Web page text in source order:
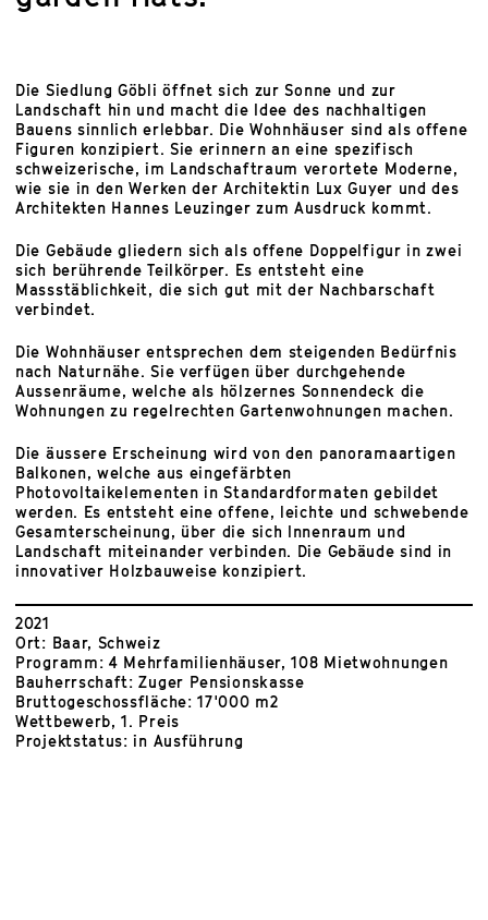
Die Siedlung Göbli öffnet sich zur Sonne und zur
Landschaft hin und macht die Idee des nachhaltigen
Bauens sinnlich erlebbar. Die Wohnhäuser sind als offene
Figuren konzipiert. Sie erinnern an eine spezifisch
schweizerische, im Landschaftraum verortete Moderne,
wie sie in den Werken der Architektin Lux Guyer und des
Architekten Hannes Leuzinger zum Ausdruck kommt.
Die Gebäude gliedern sich als offene Doppelfigur in zwei
sich berührende Teilkörper. Es entsteht eine
Massstäblichkeit, die sich gut mit der Nachbarschaft
verbindet.
Die Wohnhäuser entsprechen dem steigenden Bedürfnis
nach Naturnähe. Sie verfügen über durchgehende
Aussenräume, welche als hölzernes Sonnendeck die
Wohnungen zu regelrechten Gartenwohnungen machen.
Die äussere Erscheinung wird von den panoramaartigen
Balkonen, welche aus eingefärbten
Photovoltaikelementen in Standardformaten gebildet
werden. Es entsteht eine offene, leichte und schwebende
Gesamterscheinung, über die sich Innenraum und
Landschaft miteinander verbinden. Die Gebäude sind in
innovativer Holzbauweise konzipiert.
2021
Ort: Baar, Schweiz
Programm: 4 Mehrfamilienhäuser, 108 Mietwohnungen
Bauherrschaft: Zuger Pensionskasse
Bruttogeschossfläche: 17'000 m2
Wettbewerb, 1. Preis
Projektstatus: in Ausführung